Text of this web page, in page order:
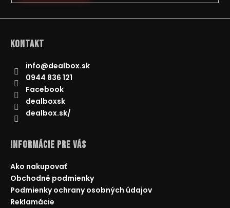
Kontakt
info@dealbox.sk
0944 836 121
Facebook
dealboxsk
dealbox.sk/
Informácie pre Vás
Ako nakupovať
Obchodné podmienky
Podmienky ochrany osobných údajov
Reklamácie